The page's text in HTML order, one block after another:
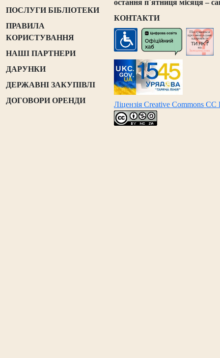
ПОСЛУГИ БІБЛІОТЕКИ
ПРАВИЛА
КОРИСТУВАННЯ
НАШІ ПАРТНЕРИ
ДАРУНКИ
ДЕРЖАВНІ ЗАКУПІВЛІ
ДОГОВОРИ ОРЕНДИ
остання п`ятниця місяця –
КОНТАКТИ
Ліцензія Creative Commons